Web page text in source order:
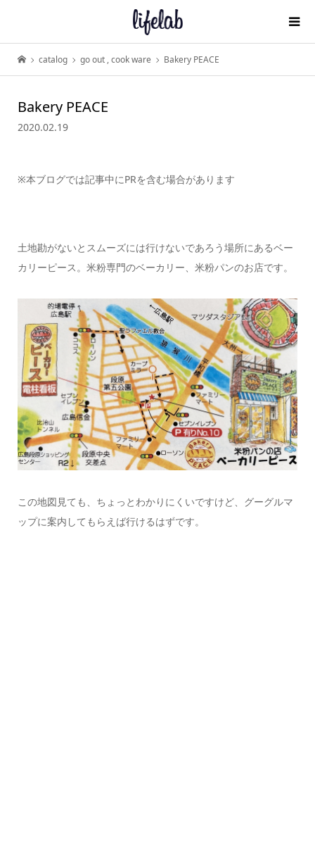
catalog go out ,cook ware Bakery PEACE
Bakery PEACE
2020.02.19
※本ブログでは記事中にPRを含む場合があります
土地勘がないとスムーズには行けないであろう場所にあるベー
カリーピース。米粉専門のベーカリー、米粉パンのお店です。
この地図見ても、ちょっとわかりにくいですけど、グーグルマ
ップに案内してもらえば行けるはずです。